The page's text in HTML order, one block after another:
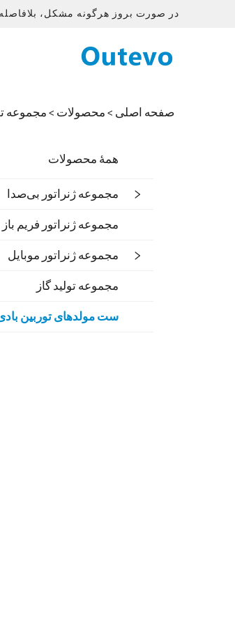
در صورت بروز هرگونه مشکل،
صفحه اصلی > محصولات > مجموعه
همهٔ محصولات
مجموعه ژنراتور بی‌صدا
مجموعه ژنراتور فریم باز
مجموعه ژنراتور موبایل
مجموعه تولید گاز
ست مولدهای توربین